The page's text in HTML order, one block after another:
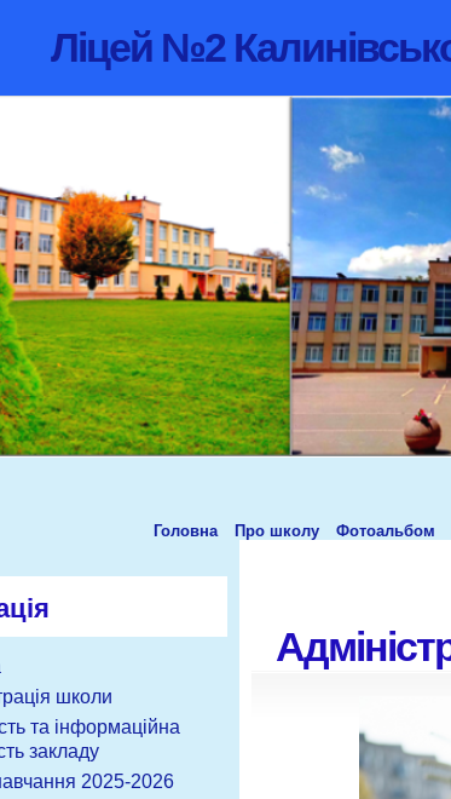
Ліцей №2
Головна Про школу Фотоальбом
школи
та інформаційна
закладу
2025-2026